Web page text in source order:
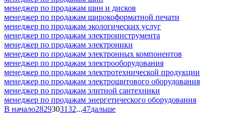
менеджер по продажам шин и дисков
менеджер по продажам широкоформатной печати
менеджер по продажам экологических услуг
менеджер по продажам электроинструмента
менеджер по продажам электроники
менеджер по продажам электронных компонентов
менеджер по продажам электрооборудования
менеджер по продажам электротехнической продукции
менеджер по продажам электрощитового оборудования
менеджер по продажам элитной сантехники
менеджер по продажам энергетического оборудования
В начало2829303132...47дальше